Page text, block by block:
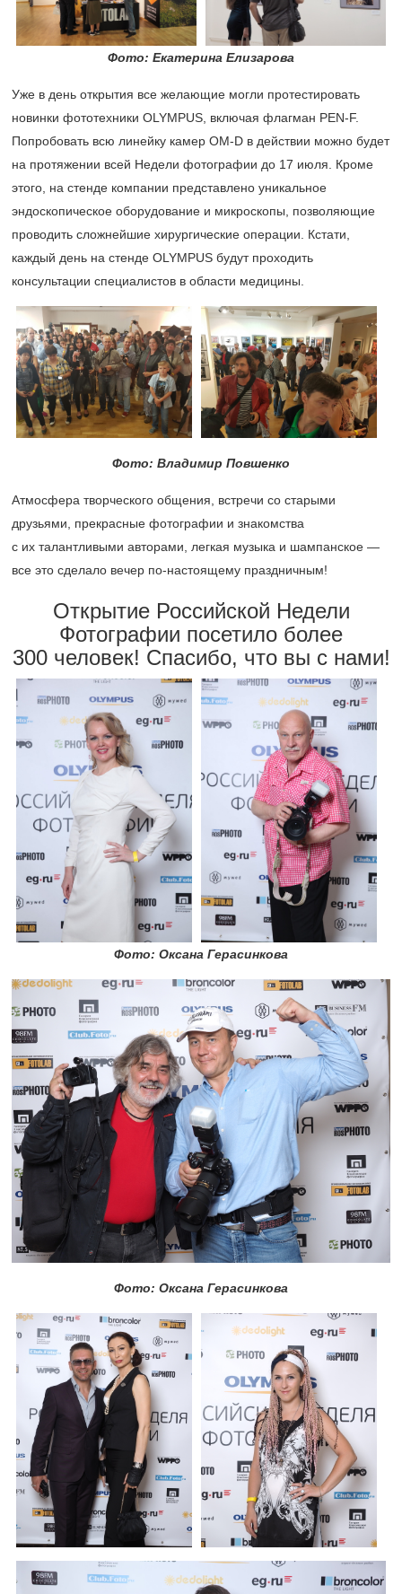
Фото: Екатерина Елизарова
Уже в день открытия все желающие могли протестировать
новинки фототехники OLYMPUS, включая флагман PEN-F.
Попробовать всю линейку камер OM-D в действии можно будет
на протяжении всей Недели фотографии до 17 июля. Кроме
этого, на стенде компании представлено уникальное
эндоскопическое оборудование и микроскопы, позволяющие
проводить сложнейшие хирургические операции. Кстати,
каждый день на стенде OLYMPUS будут проходить
консультации специалистов в области медицины.
Фото: Владимир Повшенко
Атмосфера творческого общения, встречи со старыми
друзьями, прекрасные фотографии и знакомства
с их талантливыми авторами, легкая музыка и шампанское —
все это сделало вечер по-настоящему праздничным!
Открытие Российской Недели
Фотографии посетило более
300 человек! Спасибо, что вы с нами!
Фото: Оксана Герасинкова
Фото: Оксана Герасинкова